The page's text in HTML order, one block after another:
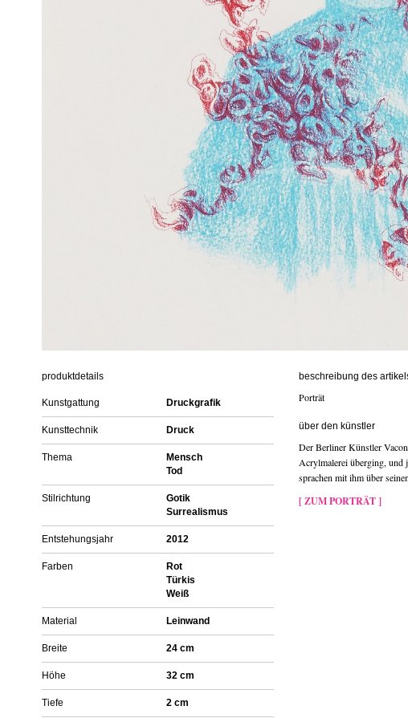
produktdetails
Kunstgattung Druckgrafik
Kunsttechnik Druck
Thema
Mensch
Tod
Stilrichtung
Gotik
Surrealismus
Entstehungsjahr 2012
Farben
Rot
Türkis
Weiß
Material Leinwand
Breite 24 cm
Höhe 32 cm
Tiefe 2 cm
beschreibung des
Porträt
über den künstler
Der Berliner Künstler
Acrylmalerei überging, und
sprachen mit ihm über
[ ZUM PORTRÄT ]